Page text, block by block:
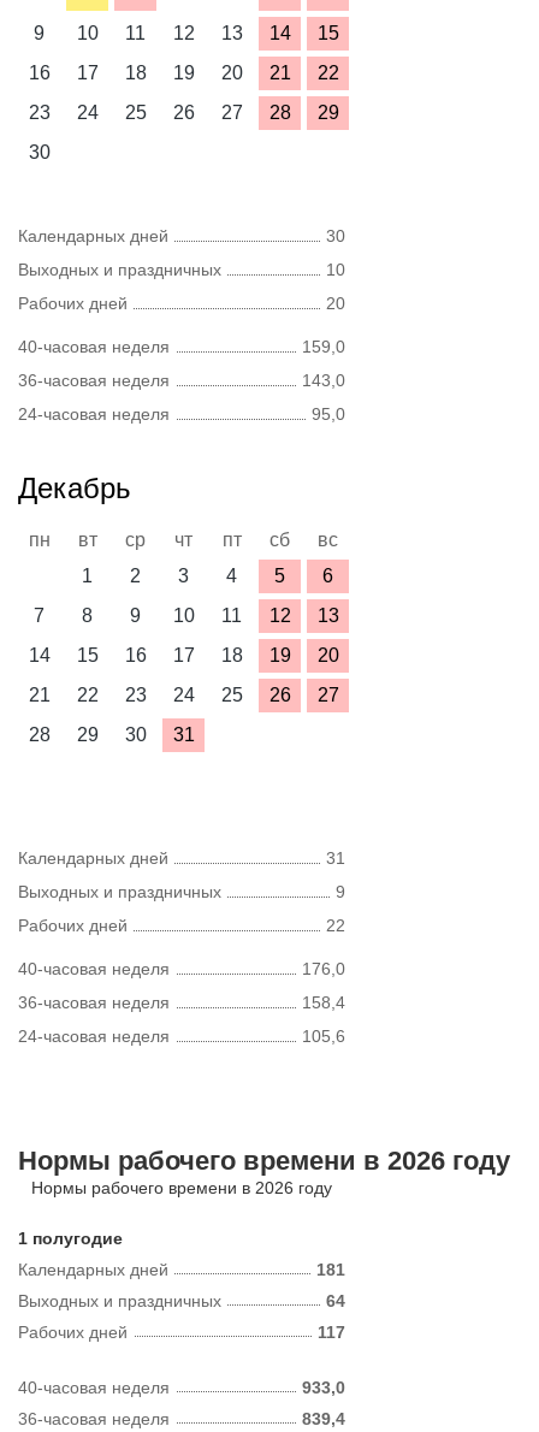
9
10 11 12 13 14
15
16
17 18 19 20 21
22
23
24 25 26 27 28
29
30
Календарных дней
30
Выходных и праздничных
10
Рабочих дней
20
40-часовая неделя
159,0
36-часовая неделя
143,0
24-часовая неделя
95,0
Декабрь
пн вт ср чт пт сб
вс
1
2 3 4 5
6
7
8 9 10 11 12
13
14
15 16 17 18 19
20
21
22 23 24 25 26
27
28
29 30 31
Календарных дней
31
Выходных и праздничных
9
Рабочих дней
22
40-часовая неделя
176,0
36-часовая неделя
158,4
24-часовая неделя
105,6
Нормы рабочего времени в 2026 году
Нормы рабочего времени в 2026 году
1 полугодие
Календарных дней
181
Рабочих дней 117
Выходных и праздничных 64
40-часовая неделя
933,0
36-часовая неделя
839,4